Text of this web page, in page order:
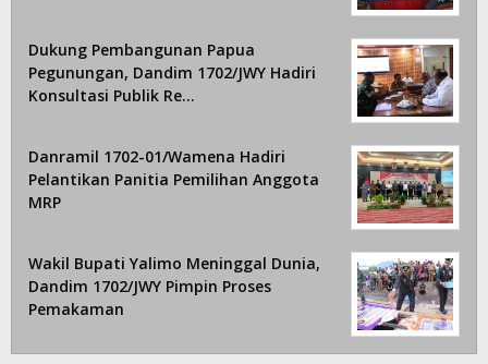
Dukung Pembangunan Papua
Pegunungan, Dandim 1702/JWY Hadiri
Konsultasi Publik Re…
Danramil 1702-01/Wamena Hadiri
Pelantikan Panitia Pemilihan Anggota
MRP
Wakil Bupati Yalimo Meninggal Dunia,
Dandim 1702/JWY Pimpin Proses
Pemakaman